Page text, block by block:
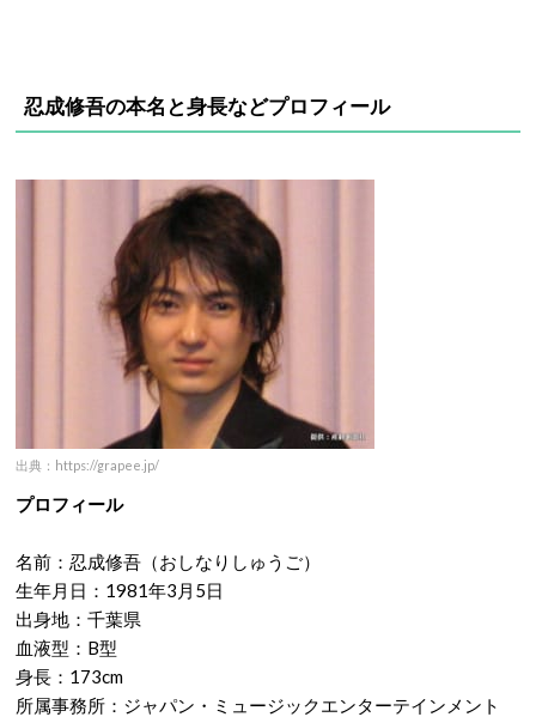
忍成修吾の本名と身長などプロフィール
出典：https://grapee.jp/
プロフィール
名前：忍成修吾（おしなりしゅうご）
生年月日：1981年3月5日
出身地：千葉県
血液型：B型
身長：173cm
所属事務所：ジャパン・ミュージックエンターテインメント